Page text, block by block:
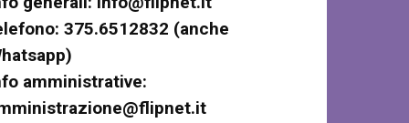
375.6512832 (anche
amministrative: